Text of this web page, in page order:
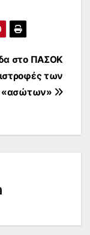
στο ΠΑΣΟΚ
των
«ασώτων»